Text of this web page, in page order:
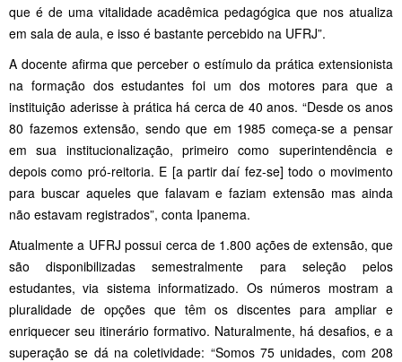
que é de uma vitalidade acadêmica pedagógica que nos atualiza
em sala de aula, e isso é bastante percebido na UFRJ”.
A docente afirma que perceber o estímulo da prática extensionista
na formação dos estudantes foi um dos motores para que a
instituição aderisse à prática há cerca de 40 anos. “Desde os anos
80 fazemos extensão, sendo que em 1985 começa-se a pensar
em sua institucionalização, primeiro como superintendência e
depois como pró-reitoria. E [a partir daí fez-se] todo o movimento
para buscar aqueles que falavam e faziam extensão mas ainda
não estavam registrados”, conta Ipanema.
Atualmente a UFRJ possui cerca de 1.800 ações de extensão, que
são disponibilizadas semestralmente para seleção pelos
estudantes, via sistema informatizado. Os números mostram a
pluralidade de opções que têm os discentes para ampliar e
enriquecer seu itinerário formativo. Naturalmente, há desafios, e a
superação se dá na coletividade: “Somos 75 unidades, com 208